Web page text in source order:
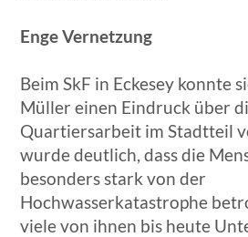
Enge Vernetzung
Beim SkF in Eckesey konnte
Müller einen Eindruck über
Quartiersarbeit im Stadtteil
wurde deutlich, dass die
besonders stark von der
Hochwasserkatastrophe
viele von ihnen bis heute